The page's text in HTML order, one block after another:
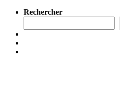
Rechercher